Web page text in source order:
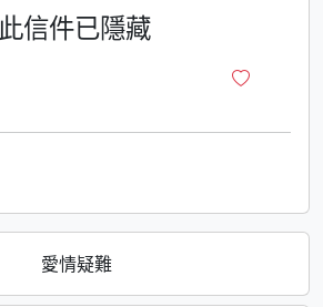
愛情疑難
此信件已隱藏